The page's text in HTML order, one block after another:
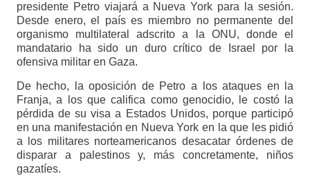
presidente Petro viajará a Nueva York para la sesión.
Desde enero, el país es miembro no permanente del
organismo multilateral adscrito a la ONU, donde el
mandatario ha sido un duro crítico de Israel por la
ofensiva militar en Gaza.
De hecho, la oposición de Petro a los ataques en la
Franja, a los que califica como genocidio, le costó la
pérdida de su visa a Estados Unidos, porque participó
en una manifestación en Nueva York en la que les pidió
a los militares norteamericanos desacatar órdenes de
disparar a palestinos y, más concretamente, niños
gazatíes.